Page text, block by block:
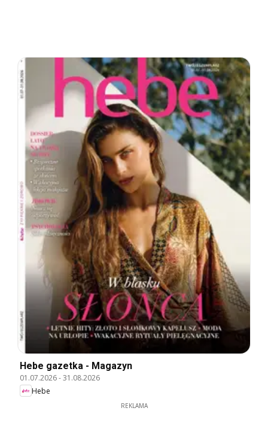
Hebe gazetka - Magazyn
01.07.2026-31.08.2026
Hebe
REKLAMA